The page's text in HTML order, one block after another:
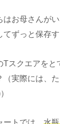
はお母さんが
ずっと保存
Tスクエアをと
（実際には、